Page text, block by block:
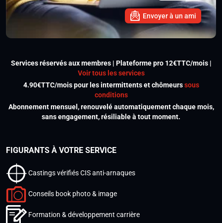
Envoyer à un ami
Services réservés aux membres | Plateforme pro 12€TTC/mois |
Voir tous les services
4.90€TTC/mois pour les intermittents et chômeurssous
conditions
Abonnement mensuel, renouvelé automatiquement chaque mois,
sans engagement, résiliable à tout moment.
FIGURANTS À VOTRE SERVICE
Castings vérifiés CIS anti-arnaques
Conseils book photo & image
Formation & développement carrière